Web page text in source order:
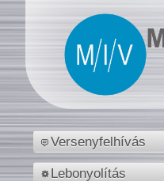
Versenyfelhívás
Lebonyolítás